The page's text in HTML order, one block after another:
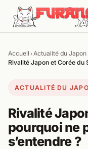
Aller au contenu
Accueil ›Actualité du Japon
Rivalité Japon et Corée
ACTUALITÉ DU
Rivalité
pourquoi ne
s’entendre ?